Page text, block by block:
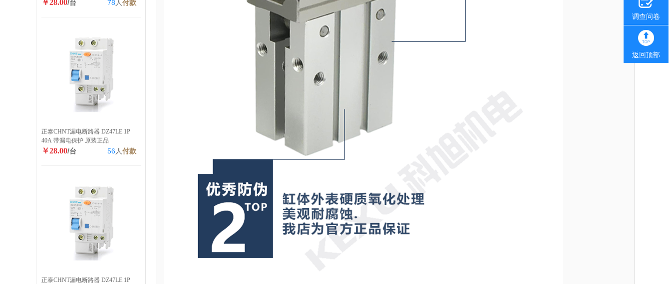
￥28.00/台 78 人付款
正泰CHNT漏电断路器 DZ47LE 1P
40A 带漏电保护 原装正品
￥28.00/台 56人付款
正泰CHNT漏电断路器 DZ47LE 1P
调查问卷
返回顶部